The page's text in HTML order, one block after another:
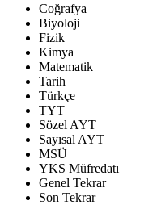
Coğrafya
Biyoloji
Fizik
Kimya
Matematik
Tarih
Türkçe
TYT
Sözel AYT
Sayısal AYT
MSÜ
YKS Müfredatı
Genel Tekrar
Son Tekrar